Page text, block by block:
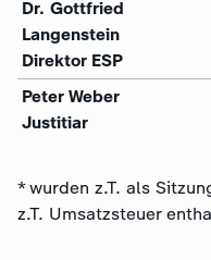
Dr. Gottfried
Langenstein
Direktor ESP
Peter Weber
Justitiar
* wurden z.T. als
z.T. Umsatzsteuer